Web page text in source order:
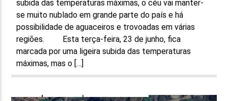
subida das temperaturas máximas, o céu vai manter-
se muito nublado em grande parte do país e há
possibilidade de aguaceiros e trovoadas em várias
regiões. Esta terça-feira, 23 de junho, fica
marcada por uma ligeira subida das temperaturas
máximas, mas o […]